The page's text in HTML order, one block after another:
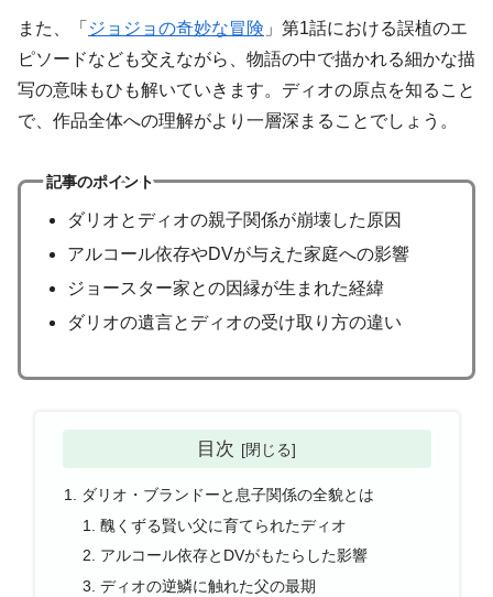
また、「 ジョジョの奇妙な冒険 」第1話における誤植のエ
ピソードなども交えながら、物語の中で描かれる細かな描
写の意味もひも解いていきます。ディオの原点を知ること
で、作品全体への理解がより一層深まることでしょう。
記事のポイント
ダリオとディオの親子関係が崩壊した原因
アルコール依存やDVが与えた家庭への影響
ジョースター家との因縁が生まれた経緯
ダリオの遺言とディオの受け取り方の違い
目次
ダリオ・ブランドーと息子関係の全貌とは
醜くずる賢い父に育てられたディオ
アルコール依存とDVがもたらした影響
ディオの逆鱗に触れた父の最期